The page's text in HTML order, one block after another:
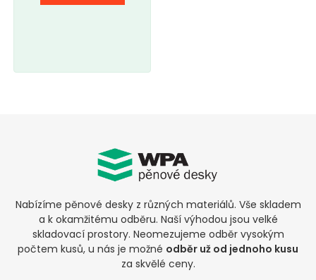
Nabízíme pěnové desky z různých materiálů. Vše skladem
a k okamžitému odběru. Naší výhodou jsou velké
skladovací prostory. Neomezujeme odběr vysokým
počtem kusů, u nás je možné odběr už od jednoho kusu
za skvělé ceny.